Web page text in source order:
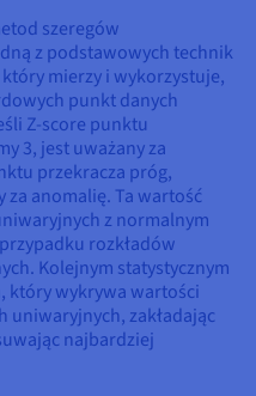
szeregów
z podstawowych technik
mierzy i wykorzystuje,
punkt danych
Z-score punktu
3, jest uważany za
przekracza próg,
za anomalię. Ta wartość
z normalnym
rozkładów
Kolejnym statystycznym
który wykrywa wartości
uniwaryjnych, zakładając
najbardziej